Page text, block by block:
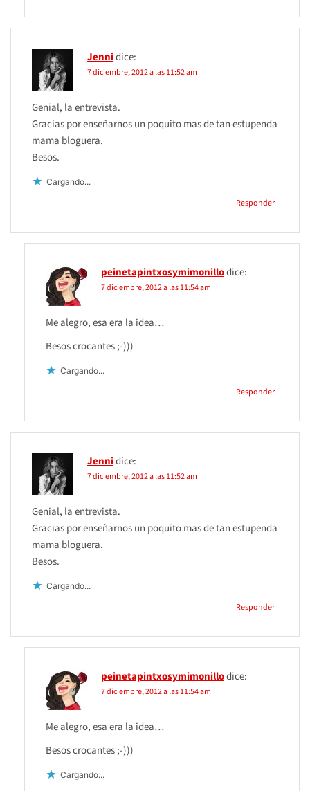
Jennidice:
7 diciembre, 2012 a las 11:52 am
Genial, la entrevista.
Gracias por enseñarnos un poquito mas de tan estupenda
mama bloguera.
Besos.
Cargando...
Responder
peinetapintxosymimonillodice:
7 diciembre, 2012 a las 11:54 am
Me alegro, esa era la idea…
Besos crocantes ;-)))
Cargando...
Responder
Jennidice:
7 diciembre, 2012 a las 11:52 am
Genial, la entrevista.
Gracias por enseñarnos un poquito mas de tan estupenda
mama bloguera.
Besos.
Cargando...
Responder
peinetapintxosymimonillodice:
7 diciembre, 2012 a las 11:54 am
Me alegro, esa era la idea…
Besos crocantes ;-)))
Cargando...